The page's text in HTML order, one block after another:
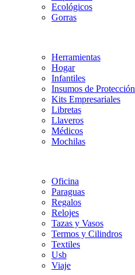
Ecológicos
Gorras
Herramientas
Hogar
Infantiles
Insumos de Protección
Kits Empresariales
Libretas
Llaveros
Médicos
Mochilas
Oficina
Paraguas
Regalos
Relojes
Tazas y Vasos
Termos y Cilindros
Textiles
Usb
Viaje